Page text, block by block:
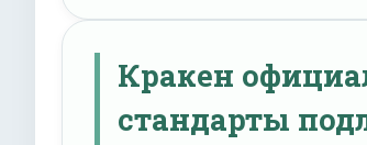
Кракен
стандарты